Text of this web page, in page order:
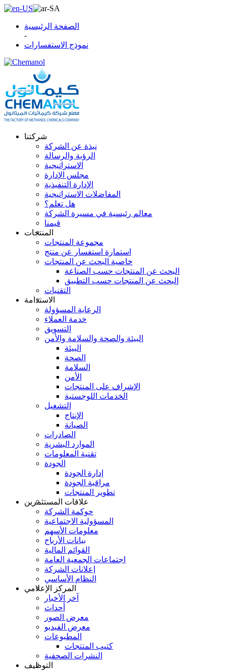
الصفحة الرئيسية
-
نموذج الاستفسارات
شركتنا
نبذة عن الشركة
الرؤية والرسالة
الاستراتيجية
مجلس الإدارة
الإدارة التنفيذية
المفاضلات الاستراتيجية
هل تعلم؟
معالم رئيسية في مسيرة الشركة
قيمنا
المنتجات
مجموعة المنتجات
استمارة استفسار عن منتج
خاصية البحث عن المنتجات
البحث عن المنتجات حسب الصناعة
البحث عن المنتجات حسب التطبيق
التقنيات
الاستدامة
الرعاية المسؤولة
خدمة العملاء
التسويق
البيئة والصحة والسلامة والأمن
البيئة
الصحة
السلامة
الأمن
الإشراف على المنتجات
الخدمات اللوجستية
التشغيل
الإنتاج
الصيانة
الصادرات
الموارد البشرية
تقنية المعلومات
الجودة
إدارة الجودة
مراقبة الجودة
تطوير المنتجات
علاقات المستثمرين
حوكمة الشركة
المسؤولية الاجتماعية
معلومات الأسهم
بيانات الأرباح
القوائم المالية
اجتماعات الجمعية العامة
إعلانات الشركة
النظام الأساسي
المركز الإعلامي
آخر الأخبار
أحداث
معرض الصور
معرض الفيديو
المطبوعات
كتيب المنتجات
النشرات الصحفية
التوظيف